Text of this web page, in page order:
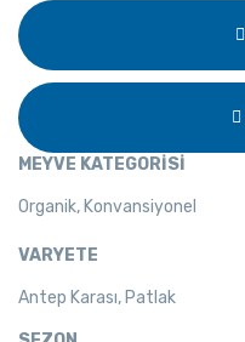
MEYVE KATEGORİSİ
Organik, Konvansiyonel
VARYETE
Antep Karası, Patlak